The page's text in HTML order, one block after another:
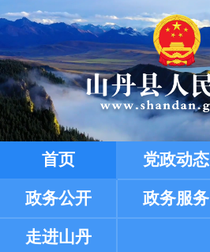
首页 党政动态
政务公开 政务服务
走进山丹